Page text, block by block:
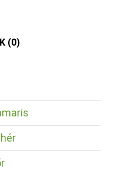
(0)